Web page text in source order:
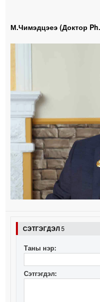
М.Чимэдцэеэ (Доктор
СЭТГЭГДЭЛ5
Таны нэр:
Сэтгэгдэл: